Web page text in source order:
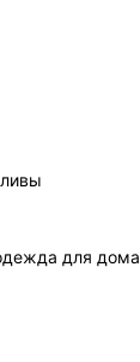
для дома